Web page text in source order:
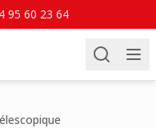
95 60 23 64